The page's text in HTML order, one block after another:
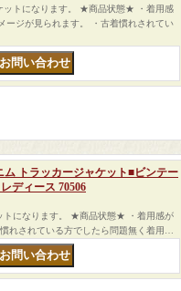
ットになります。 ★商品状態★ ・着用感
ージが見られます。 ・古着慣れされてい
ム トラッカージャケット■ビンテー
ディース 70506
トになります。 ★商品状態★ ・着用感が
れされている方でしたら問題無く着用…